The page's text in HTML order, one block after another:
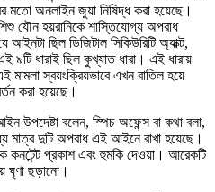
মতো অনলাইন জুয়া নিষিদ্ধ করা হয়েছে।
যৌন হয়রানিকে শাস্তিযোগ্য অপরাধ
ছিল ডিজিটাল সিকিউরিটি অ্যাক্ট,
৯টি ধারাই ছিল কুখ্যাত ধারা। এই ধারায়
মামলা স্বয়ংক্রিয়ভাবে এখন বাতিল হয়ে
করা হয়েছে।
উপদেষ্টা বলেন, স্পিচ অফেন্স বা কথা বলা,
মাত্র দুটি অপরাধ এই আইনে রাখা হয়েছে।
কনটেন্ট প্রকাশ এবং হুমকি দেওয়া। আরেকটি
ঘৃণা ছড়ানো।